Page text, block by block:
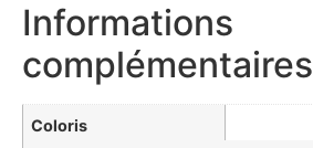
Informations
complémentaires
Coloris